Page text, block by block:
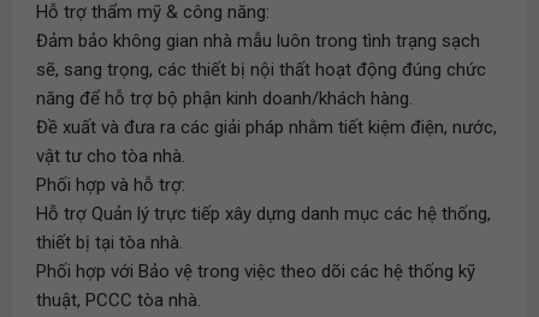
Hỗ trợ thẩm mỹ & công năng:
Đảm bảo không gian nhà mẫu luôn trong tình trạng sạch
sẽ, sang trọng, các thiết bị nội thất hoạt động đúng chức
năng để hỗ trợ bộ phận kinh doanh/khách hàng.
Đề xuất và đưa ra các giải pháp nhằm tiết kiệm điện, nước,
vật tư cho tòa nhà.
Phối hợp và hỗ trợ:
Hỗ trợ Quản lý trực tiếp xây dựng danh mục các hệ thống,
thiết bị tại tòa nhà.
Phối hợp với Bảo vệ trong việc theo dõi các hệ thống kỹ
thuật, PCCC tòa nhà.